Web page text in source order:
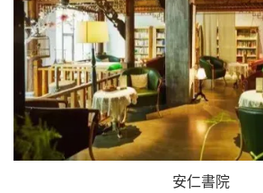
安仁書院